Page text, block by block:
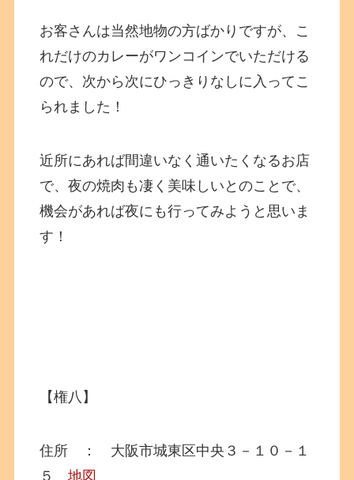
お客さんは当然地物の方ばかりですが、こ
れだけのカレーがワンコインでいただける
ので、次から次にひっきりなしに入ってこ
られました！
近所にあれば間違いなく通いたくなるお店
で、夜の焼肉も凄く美味しいとのことで、
機会があれば夜にも行ってみようと思いま
す！
【権八】
住所 ： 大阪市城東区中央３－１０－１
５地図